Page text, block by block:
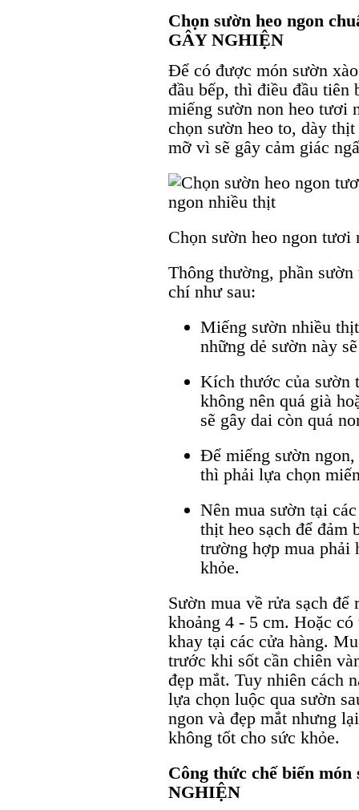
Chọn sườn heo ngon
GÂY NGHIỆN
Để có được món sườn
đầu bếp, thì điều đầu tiên
miếng sườn non heo tươi
chọn sườn heo to, dày
mỡ vì sẽ gây cảm giác
Chọn sườn heo ngon tươi
Thông thường, phần
chí như sau:
Miếng sườn nhiều
những dẻ sườn này
Kích thước của sườn
không nên quá già
sẽ gây dai còn quá
Để miếng sườn ngon,
thì phải lựa chọn
Nên mua sườn tại
thịt heo sạch để đảm
trường hợp mua phải
khỏe.
Sườn mua về rửa sạch để
khoảng 4 - 5 cm. Hoặc có
khay tại các cửa hàng.
trước khi sốt cần chiên
đẹp mắt. Tuy nhiên cách
lựa chọn luộc qua sườn
ngon và đẹp mắt nhưng
không tốt cho sức khỏe.
Công thức chế biến
NGHIỆN